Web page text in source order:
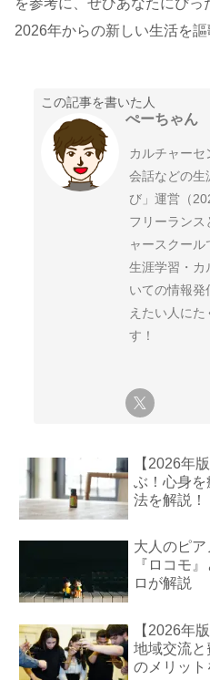
を参考に、ぜひあなたにぴっ
2026年からの新しい生活を謳
この記事を書いた人
ぺーちゃん
カルチャー
会話などの生
び」運営（
フリーランス
ャースクール
生涯学習・カ
いての情報発
えたい人に
す！
【2026年
ぶ！心身を
法を解説！
大人のピア
『ロコモ
ロが解説
【2026年
地域交流と
のメリット